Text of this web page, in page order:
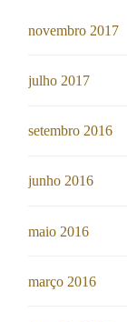
novembro 2017
julho 2017
setembro 2016
junho 2016
maio 2016
março 2016